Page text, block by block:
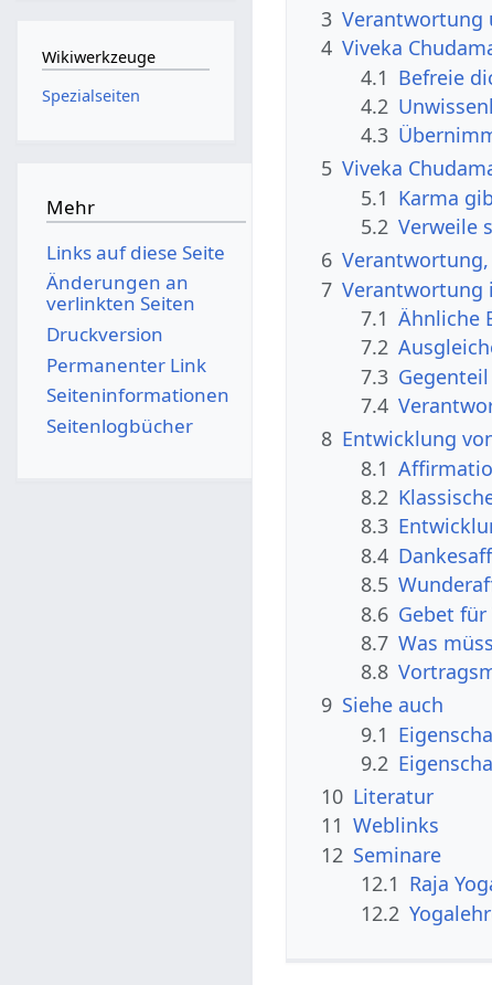
3 Verantwortung
4 Viveka
4.1 Befreie
4.2
4.3
5 Viveka
5.1 Karma
5.2 Verweile
6
7 Verantwortung
7.1 Ähnliche
7.2
7.3
7.4
8 Entwicklung
8.1
8.2
8.3
8.4
8.5
8.6 Gebet
8.7 Was
8.8
9 Siehe auch
9.1
9.2
10 Literatur
11 Weblinks
12 Seminare
12.1 Raja
12.2
Wikiwerkzeuge
Spezialseiten
Mehr
Links auf diese Seite
Änderungen an
verlinkten Seiten
Druckversion
Permanenter Link
Seiten­­informationen
Seitenlogbücher